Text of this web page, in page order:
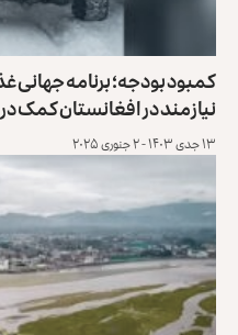
کمبود بودجه؛ برنامه
نیازمند در افغانستان کمک
۱۳ جدی ۱۴۰۳ - ۲ جنوری ۲۰۲۵